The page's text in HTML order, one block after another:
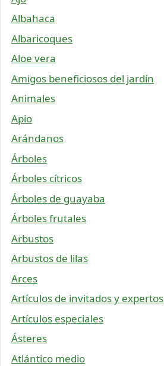
Albahaca
Albaricoques
Aloe vera
Amigos beneficiosos del jardín
Animales
Apio
Arándanos
Árboles
Árboles cítricos
Árboles de guayaba
Árboles frutales
Arbustos
Arbustos de lilas
Arces
Artículos de invitados y expertos
Artículos especiales
Ásteres
Atlántico medio